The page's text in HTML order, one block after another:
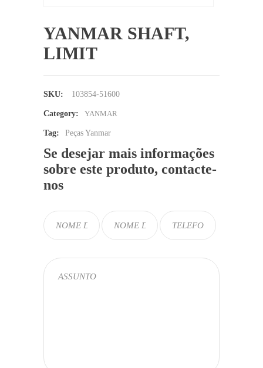
YANMAR SHAFT,
LIMIT
SKU: 103854-51600
Category: YANMAR
Tag: Peças Yanmar
Se desejar mais informações
sobre este produto, contacte-
nos